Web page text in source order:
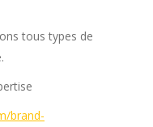
tous types de
brand-